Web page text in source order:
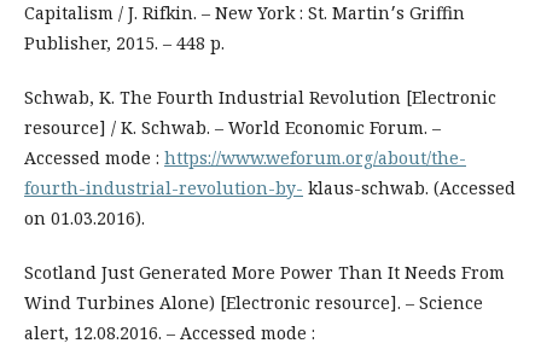
Capitalism / J. Rifkin. – New York : St. Martin׳s Griffin
Publisher, 2015. – 448 p.
Schwab, K. The Fourth Industrial Revolution [Electronic
resource] / K. Schwab. – World Economic Forum. –
Accessed mode : https://www.weforum.org/about/the-
fourth-industrial-revolution-by- klaus-schwab. (Accessed
on 01.03.2016).
Scotland Just Generated More Power Than It Needs From
Wind Turbines Alone) [Electronic resource]. – Science
alert, 12.08.2016. – Accessed mode :